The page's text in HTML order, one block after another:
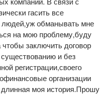
гасить все
людей,уж обманывать мне
на мою проблему,буду
заключить договор
и без
регистрации,своего
организации
длинная моя история.Прошу